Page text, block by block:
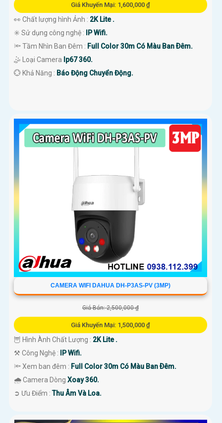
Giá Khuyến Mại: 1,600,000 ₫
👀 Chất lượng hình Ảnh : 2K Lite .
✳️ Sử dụng công nghệ :
IP Wifi.
🔦 Tầm Nhìn Ban Đêm : Full Color 30m Có Màu Ban Ðêm.
🤹 Loại Camera Ip67 360.
️💮 Khả Năng : Báo Động Chuyển Động.
CAMERA WIFI DAHUA DH-P3AS-PV (3MP)
Giá Bán: 2,500,000 ₫
Giá Khuyến Mại: 1,500,000 ₫
🦉 Hình Ành Chất Lượng : 2K Lite .
⚒ Công Nghệ : IP Wifi.
🔦 Xem ban đêm : Full Color 30m Có Màu Ban Ðêm.
🌧️ Camera Dòng Xoay 360.
️➲ Ưu Điểm :Thu Âm Và Loa.